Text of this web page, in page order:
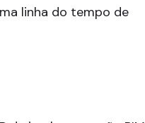
linha do tempo de